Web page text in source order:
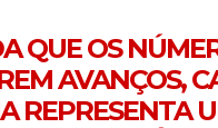
QUE OS
AVANÇOS,
REPRESENTA